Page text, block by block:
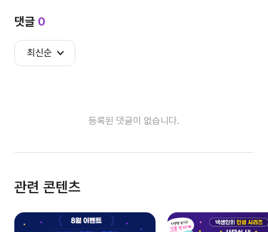
댓글 0
최신순
등록된 댓글이 없습니다.
관련 콘텐츠